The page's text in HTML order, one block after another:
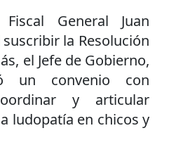
General Juan
la Resolución
el Jefe de Gobierno,
un convenio con
y articular
ludopatía en chicos y